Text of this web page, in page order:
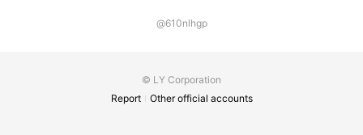
@610nlhgp
© LY Corporation
Report
Other official accounts